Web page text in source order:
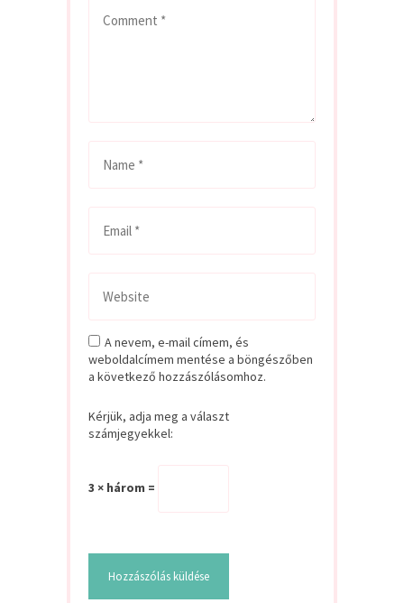
A nevem, e-mail címem, és
weboldalcímem mentése a böngészőben
a következő hozzászólásomhoz.
Kérjük, adja meg a választ
számjegyekkel:
3 × három =